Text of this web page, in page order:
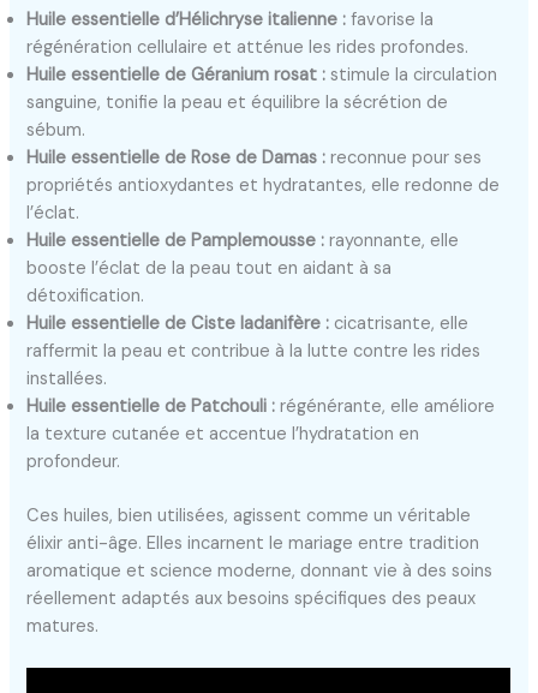
Huile essentielle d’Hélichryse italienne : favorise la
régénération cellulaire et atténue les rides profondes.
Huile essentielle de Géranium rosat : stimule la circulation
sanguine, tonifie la peau et équilibre la sécrétion de
sébum.
Huile essentielle de Rose de Damas : reconnue pour ses
propriétés antioxydantes et hydratantes, elle redonne de
l’éclat.
Huile essentielle de Pamplemousse : rayonnante, elle
booste l’éclat de la peau tout en aidant à sa
détoxification.
Huile essentielle de Ciste ladanifère : cicatrisante, elle
raffermit la peau et contribue à la lutte contre les rides
installées.
Huile essentielle de Patchouli : régénérante, elle améliore
la texture cutanée et accentue l’hydratation en
profondeur.
Ces huiles, bien utilisées, agissent comme un véritable
élixir anti-âge. Elles incarnent le mariage entre tradition
aromatique et science moderne, donnant vie à des soins
réellement adaptés aux besoins spécifiques des peaux
matures.